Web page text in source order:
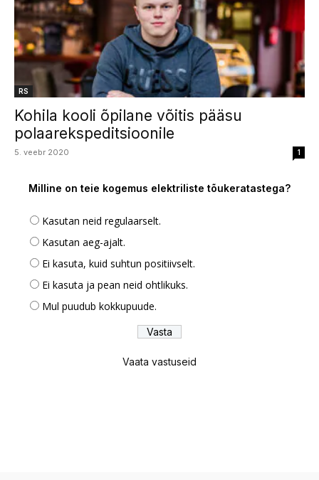
RS
Kohila kooli õpilane võitis pääsu
polaarekspeditsioonile
5. veebr 2020 1
Milline on teie kogemus elektriliste tõukeratastega?
Kasutan neid regulaarselt.
Kasutan aeg-ajalt.
Ei kasuta, kuid suhtun positiivselt.
Ei kasuta ja pean neid ohtlikuks.
Mul puudub kokkupuude.
Vaata vastuseid